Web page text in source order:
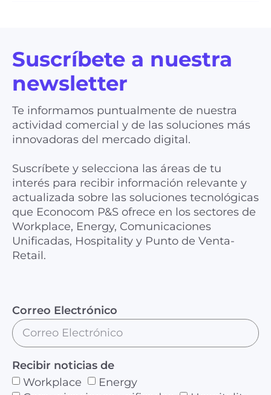
Suscríbete a nuestra
newsletter
Te informamos puntualmente de nuestra
actividad comercial y de las soluciones más
innovadoras del mercado digital.
Suscríbete y selecciona las áreas de tu
interés para recibir información relevante y
actualizada sobre las soluciones tecnológicas
que Econocom P&S ofrece en los sectores de
Workplace, Energy, Comunicaciones
Unificadas, Hospitality y Punto de Venta-
Retail.
Correo Electrónico
Recibir noticias de
Workplace
Energy